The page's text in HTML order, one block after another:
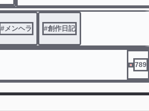
#メンヘラ #創作日記
789